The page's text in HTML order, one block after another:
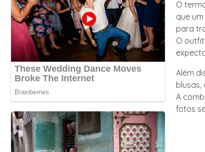
O
que
para
O
Além
blusas,
A
fotos